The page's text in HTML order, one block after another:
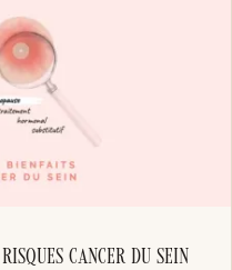
cancer du sein